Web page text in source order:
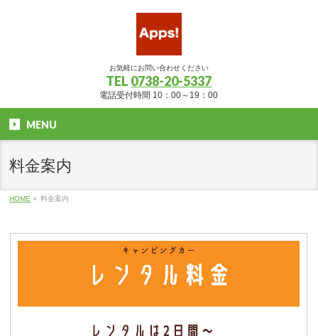
お気軽にお問い合わせください
TEL 0738-20-5337
電話受付時間 10：00～19：00
MENU
料金案内
HOME » 料金案内